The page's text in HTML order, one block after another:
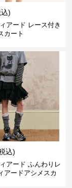
)
アード レース付き
カート
込)
アード ふんわりレ
アードアシメスカ